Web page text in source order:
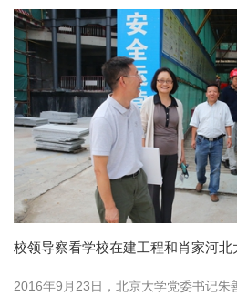
校领导察看学校在建工程和肖家河
2016年9月23日，北京大学党委书记朱